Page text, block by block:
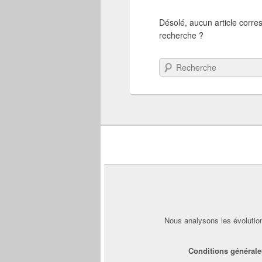
Désolé, aucun article
recherche ?
Recherche
Nous analysons les
Conditions